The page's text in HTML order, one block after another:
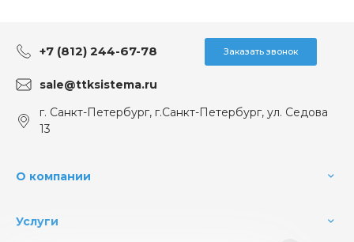
+7 (812) 244-67-78 Заказать звонок
sale@ttksistema.ru
г. Санкт-Петербург, г.Санкт-Петербург, ул. Седова
13
О компании
Услуги